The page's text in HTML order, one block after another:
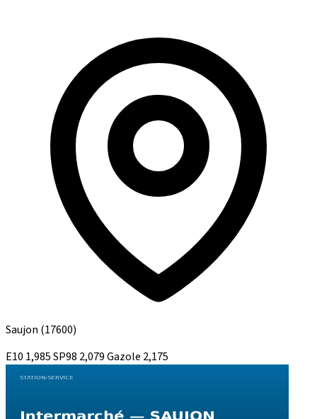
Saujon (17600)
E10 1,985SP98 2,079Gazole 2,175